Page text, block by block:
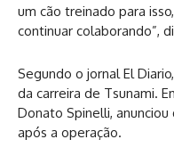
um cão treinado para
continuar colaborando”,
Segundo o jornal El
da carreira de Tsunami.
Donato Spinelli,
após a operação.